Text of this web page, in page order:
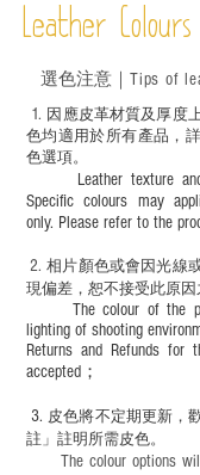
成後定期在皮面塗上
鼠油等；
適合六歲以下兒童使
必須由成年人陪同下
Leather Colours
1. ​ 因應皮革材質及厚度
色均適用於所有產品，
色選項。
Leather texture and
Specific colours may
only. Please refer to the
​2.相片顏色或會因光線
現偏差，恕不接受此原因
The colour of the
lighting of shooting
Returns and Refunds for
accepted；
3. 皮色將不定期更新，
註」註明 所需皮色。
The colour options will
選色注意｜ Tips of